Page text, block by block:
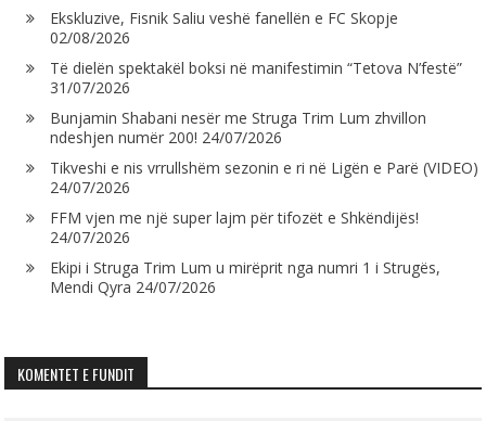
Ekskluzive, Fisnik Saliu veshë fanellën e FC Skopje
02/08/2026
Të dielën spektakël boksi në manifestimin “Tetova N’festë”
31/07/2026
Bunjamin Shabani nesër me Struga Trim Lum zhvillon
ndeshjen numër 200! 24/07/2026
Tikveshi e nis vrrullshëm sezonin e ri në Ligën e Parë (VIDEO)
24/07/2026
FFM vjen me një super lajm për tifozët e Shkëndijës!
24/07/2026
Ekipi i Struga Trim Lum u mirëprit nga numri 1 i Strugës,
Mendi Qyra 24/07/2026
KOMENTET E FUNDIT